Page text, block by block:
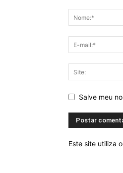
Salve meu
Este site utiliza